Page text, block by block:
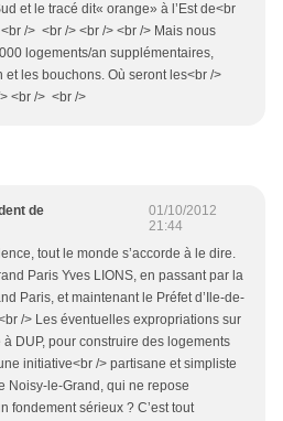
et le tracé dit« orange» à l’Est de<br
/> <br /> <br /> <br /> Mais nous
logements/an supplémentaires,
et les bouchons. Où seront les<br />
<br /> <br />
de
01/10/2012
21:44
tout le monde s’accorde à le dire.
Paris Yves LIONS, en passant par la
Paris, et maintenant le Préfet d’Ile-de-
/> Les éventuelles expropriations sur
à DUP, pour construire des logements
initiative<br /> partisane et simpliste
Noisy-le-Grand, qui ne repose
fondement sérieux ? C’est tout